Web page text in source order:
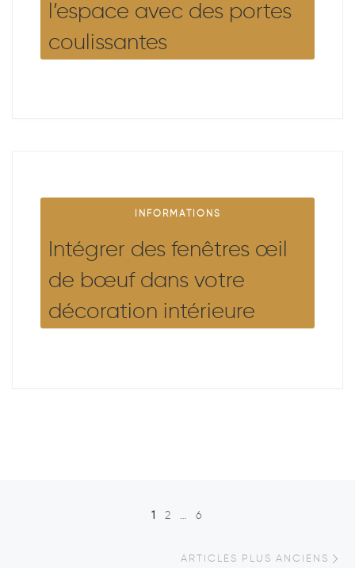
l’espace avec des portes
coulissantes
INFORMATIONS
Intégrer des fenêtres œil
de bœuf dans votre
décoration intérieure
Posts navigation
1 2 … 6
ARTICLES PLUS ANCIENS